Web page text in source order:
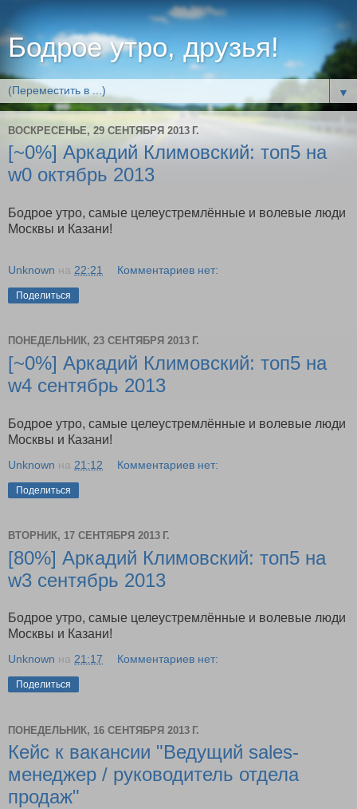
Бодрое утро, друзья!
▼
ВОСКРЕСЕНЬЕ, 29 СЕНТЯБРЯ 2013 Г.
[~0%] Аркадий Климовский: топ5 на
w0 октябрь 2013
Бодрое утро, самые целеустремлённые и волевые люди
Москвы и Казани!
Unknown на 22:21 Комментариев нет:
Поделиться
ПОНЕДЕЛЬНИК, 23 СЕНТЯБРЯ 2013 Г.
[~0%] Аркадий Климовский: топ5 на
w4 сентябрь 2013
Бодрое утро, самые целеустремлённые и волевые люди
Москвы и Казани!
Unknown на 21:12 Комментариев нет:
Поделиться
ВТОРНИК, 17 СЕНТЯБРЯ 2013 Г.
[80%] Аркадий Климовский: топ5 на
w3 сентябрь 2013
Бодрое утро, самые целеустремлённые и волевые люди
Москвы и Казани!
Unknown на 21:17 Комментариев нет:
Поделиться
ПОНЕДЕЛЬНИК, 16 СЕНТЯБРЯ 2013 Г.
Кейс к вакансии "Ведущий sales-
менеджер / руководитель отдела
продаж"